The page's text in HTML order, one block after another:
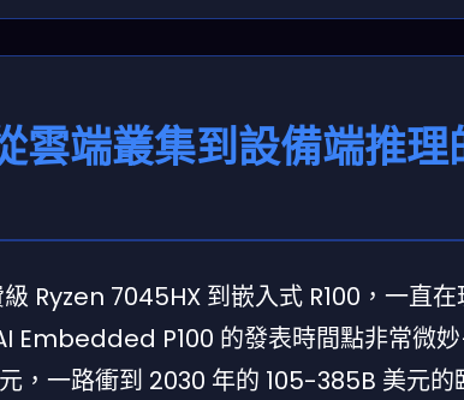
端叢集到設備端推理
Ryzen 7045HX 到嵌入式 R100，一直在
Embedded P100 的發表時間點非常微
，一路衝到 2030 年的 105-385B 美元的